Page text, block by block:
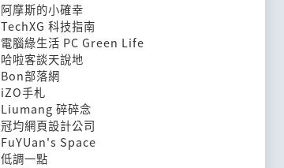
阿摩斯的小確幸
TechXG 科技指南
電腦綠生活 PC Green Life
哈啦客談天說地
Bon部落網
iZO手札
Liumang 碎碎念
冠均網頁設計公司
FuYUan's Space
低調一點